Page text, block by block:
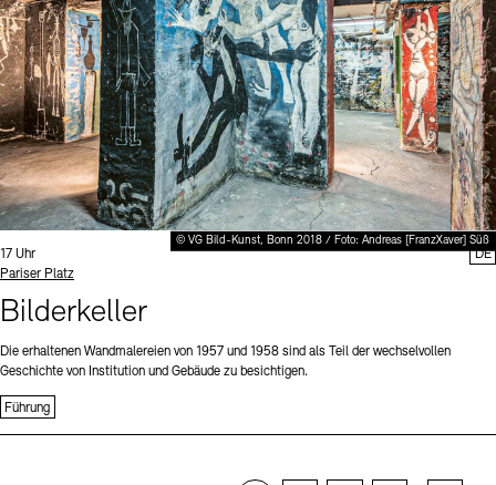
© VG Bild-Kunst, Bonn 2018 / Foto: Andreas [FranzXaver] Süß
Uhrzeit:
17 Uhr
Standort
Pariser Platz
Bilderkeller
Die erhaltenen Wandmalereien von 1957 und 1958 sind als Teil der wechselvollen
Geschichte von Institution und Gebäude zu besichtigen.
Führung
DE